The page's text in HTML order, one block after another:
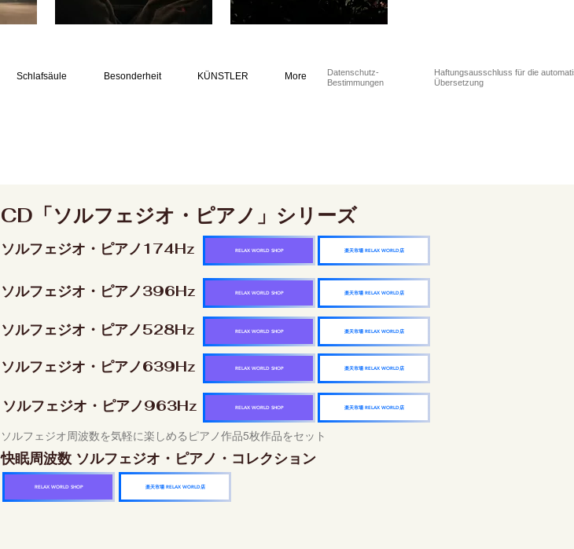
Schlafsäule Besonderheit KÜNSTLER More
Datenschutz-
Bestimmungen
Haftungsausschluss für die
Übersetzung
CD「ソルフェジオ・ピアノ」シリーズ
ソルフェジオ・ピアノ174Hz 楽天市場 RELAX WORLD店
RELAX WORLD SHOP
ソルフェジオ・ピアノ396Hz 楽天市場 RELAX WORLD店
RELAX WORLD SHOP
ソルフェジオ・ピアノ528Hz 楽天市場 RELAX WORLD店
RELAX WORLD SHOP
ソルフェジオ・ピアノ639Hz 楽天市場 RELAX WORLD店
RELAX WORLD SHOP
ソルフェジオ・ピアノ963Hz 楽天市場 RELAX WORLD店
RELAX WORLD SHOP
ソルフェジオ周波数を気軽に楽しめるピアノ作品5枚作品をセット
快眠周波数 ソルフェジオ・ピアノ・コレクション
RELAX WORLD SHOP 楽天市場 RELAX WORLD店